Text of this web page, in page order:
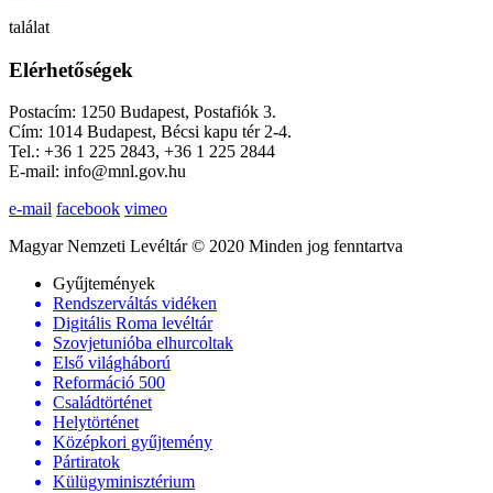
találat
Elérhetőségek
Postacím: 1250 Budapest, Postafiók 3.
Cím: 1014 Budapest, Bécsi kapu tér 2-4.
Tel.: +36 1 225 2843, +36 1 225 2844
E-mail: info@mnl.gov.hu
e-mail facebook vimeo
Magyar Nemzeti Levéltár © 2020 Minden jog fenntartva
Gyűjtemények
Rendszerváltás vidéken
Digitális Roma levéltár
Szovjetunióba elhurcoltak
Első világháború
Reformáció 500
Családtörténet
Helytörténet
Középkori gyűjtemény
Pártiratok
Külügyminisztérium